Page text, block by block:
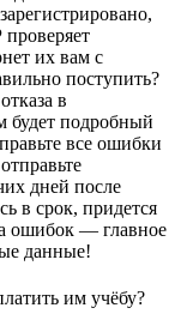
их вам с
поступить?
в
будет подробный
все ошибки
дней после
в срок, придется
ошибок — главное
данные!
им учёбу?